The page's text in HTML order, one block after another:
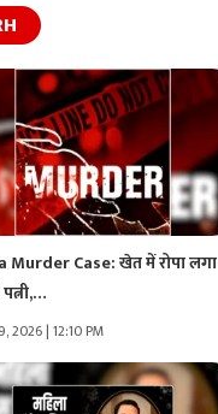
Murder Case: खेत में रोपा लगा
2026 | 12:10 PM